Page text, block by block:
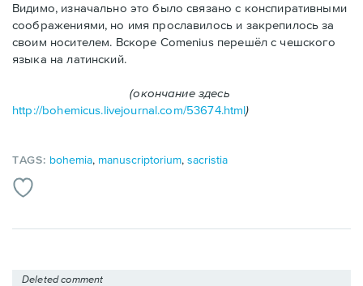
Видимо, изначально это было связано с конспиративными
соображениями, но имя прославилось и закрепилось за
своим носителем. Вскоре Comеnius перешёл с чешского
языка на латинский.
(окончание здесь
http://bohemicus.livejournal.com/53674.html)
TAGS: bohemia, manuscriptorium,sacristia
Deleted comment